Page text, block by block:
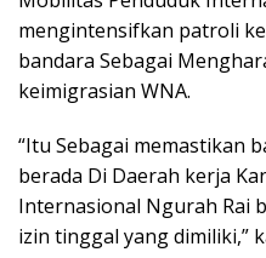
mengintensifkan patroli
bandara Sebagai
keimigrasian WNA.
“Itu Sebagai memastikan
berada Di Daerah kerja
Internasional Ngurah Rai
izin tinggal yang dimiliki,”